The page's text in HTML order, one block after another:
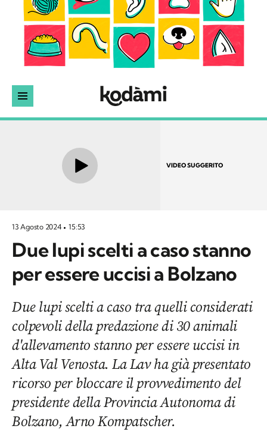
VIDEO SUGGERITO
13 Agosto 2024 15:53
Due lupi scelti a caso stanno
per essere uccisi a Bolzano
Due lupi scelti a caso tra quelli considerati
colpevoli della predazione di 30 animali
d'allevamento stanno per essere uccisi in
Alta Val Venosta. La Lav ha già presentato
ricorso per bloccare il provvedimento del
presidente della Provincia Autonoma di
Bolzano, Arno Kompatscher.